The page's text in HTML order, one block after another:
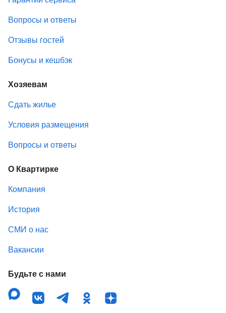
Вопросы и ответы
Отзывы гостей
Бонусы и кешбэк
Хозяевам
Сдать жилье
Условия размещения
Вопросы и ответы
О Квартирке
Компания
История
СМИ о нас
Вакансии
Будьте с нами